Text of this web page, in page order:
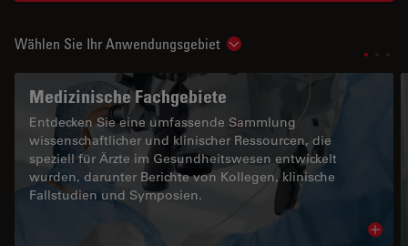
Wählen Sie Ihr Anwendungsgebiet Show subnavigation
Medizinische Fachgebiete
Entdecken Sie eine umfassende Sammlung
wissenschaftlicher und klinischer Ressourcen, die
speziell für Ärzte im Gesundheitswesen entwickelt
wurden, darunter Berichte von Kollegen, klinische
Fallstudien und Symposien.